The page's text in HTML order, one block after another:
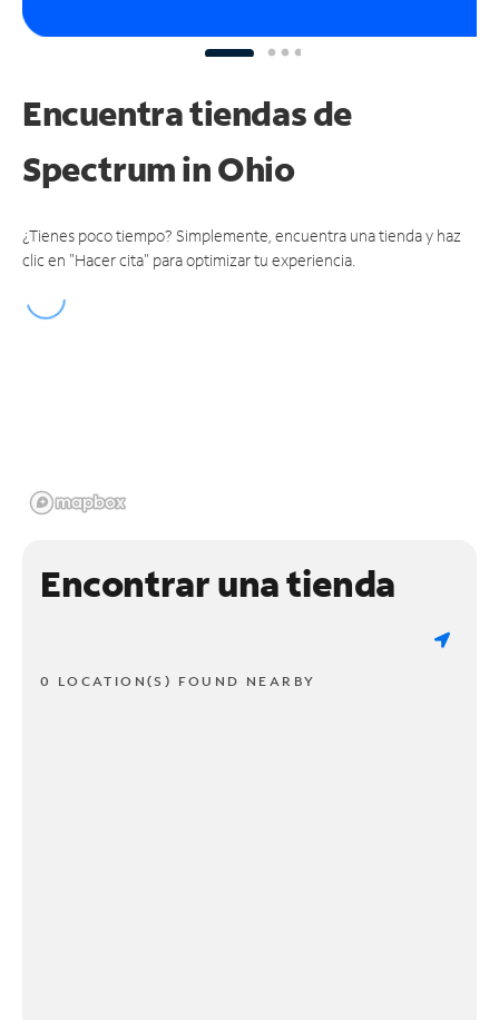
Encuentra tiendas de
Spectrumin Ohio
¿Tienes poco tiempo? Simplemente, encuentra una tienda y haz
clic en "Hacer cita" para optimizar tu experiencia.
Encontrar una tienda
0 LOCATION(S) FOUND NEARBY